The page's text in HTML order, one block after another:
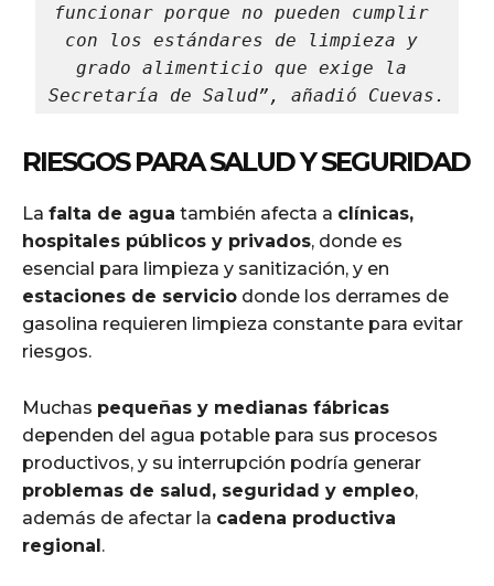
funcionar porque no pueden cumplir
con los estándares de limpieza y
grado alimenticio que exige la
Secretaría de Salud”, añadió Cuevas.
RIESGOS PARA SALUD Y SEGURIDAD
La falta de agua también afecta a clínicas,
hospitales públicos y privados, donde es
esencial para limpieza y sanitización, y en
estaciones de servicio donde los derrames de
gasolina requieren limpieza constante para evitar
riesgos.
Muchas pequeñas y medianas fábricas
dependen del agua potable para sus procesos
productivos, y su interrupción podría generar
problemas de salud, seguridad y empleo,
además de afectar la cadena productiva
regional.